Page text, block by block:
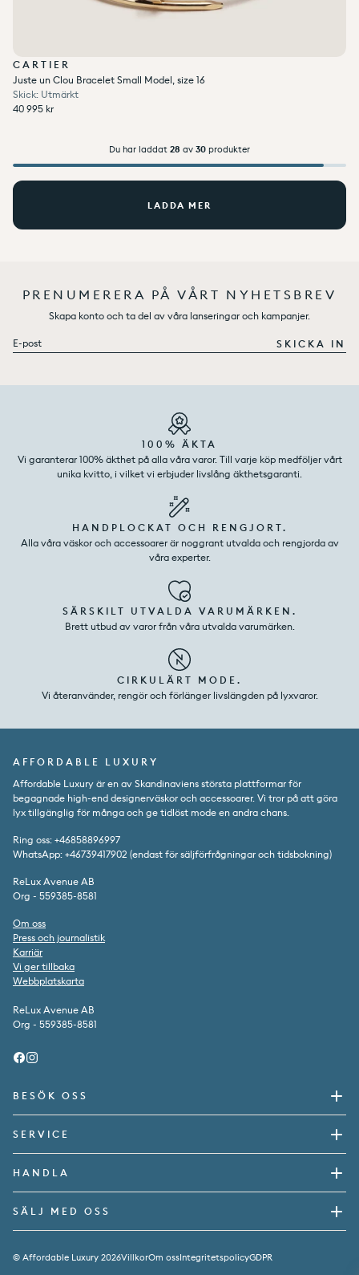
CARTIER
Juste un Clou Bracelet Small Model, size 16
Skick: Utmärkt
Ordinarie pris
40 995 kr
Du har laddat 28 av 30 produkter
LADDA MER
PRENUMERERA PÅ VÅRT NYHETSBREV
Skapa konto och ta del av våra lanseringar och kampanjer.
E-post SKICKA IN
100% ÄKTA
Vi garanterar 100% äkthet på alla våra varor. Till varje köp medföljer vårt
unika kvitto, i vilket vi erbjuder livslång äkthetsgaranti.
HANDPLOCKAT OCH RENGJORT.
Alla våra väskor och accessoarer är noggrant utvalda och rengjorda av
våra experter.
SÄRSKILT UTVALDA VARUMÄRKEN.
Brett utbud av varor från våra utvalda varumärken.
CIRKULÄRT MODE.
Vi återanvänder, rengör och förlänger livslängden på lyxvaror.
AFFORDABLE LUXURY
Affordable Luxury är en av Skandinaviens största plattformar för
begagnade high-end designerväskor och accessoarer. Vi tror på att göra
lyx tillgänglig för många och ge tidlöst mode en andra chans.
Ring oss: +46858896997
WhatsApp: +46739417902 (endast för säljförfrågningar och tidsbokning)
ReLux Avenue AB
Org - 559385-8581
Om oss
Press och journalistik
Karriär
Vi ger tillbaka
Webbplatskarta
ReLux Avenue AB
Org - 559385-8581
BESÖK OSS
SERVICE
HANDLA
SÄLJ MED OSS
© Affordable Luxury 2026VillkorOm ossIntegritetspolicyGDPR